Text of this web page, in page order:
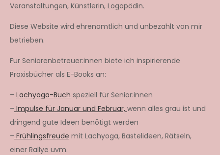
Veranstaltungen, Künstlerin, Logopädin.
Diese Website wird ehrenamtlich und unbezahlt von mir
betrieben.
Für Seniorenbetreuer:innen biete ich inspirierende
Praxisbücher als E-Books an:
– Lachyoga-Buch speziell für Senior:innen
– Impulse für Januar und Februar, wenn alles grau ist und
dringend gute Ideen benötigt werden
– Frühlingsfreude mit Lachyoga, Bastelideen, Rätseln,
einer Rallye uvm.